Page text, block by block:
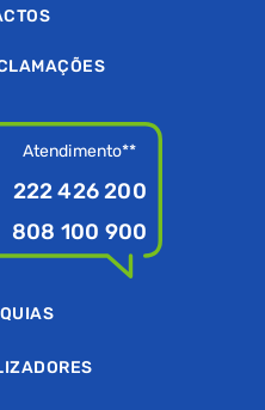
Atendimento**
222 426 200
808 100 900